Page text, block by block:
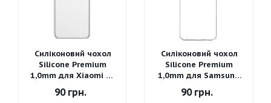
Силіконовий чохол
Silicone Premium
1,0mm для Xiaomi Mi
90грн.
Силіконовий чохол
Silicone Premium
1,0mm для Samsung
J260 Galaxy J2 Core
2018
90грн.